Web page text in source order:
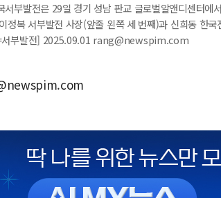
서부발전은 29일 경기 성남 판교 글로벌알앤디센터
정복 서부발전 사장(앞줄 왼쪽 세 번째)과 신희동 한
서부발전] 2025.09.01 rang@newspim.com